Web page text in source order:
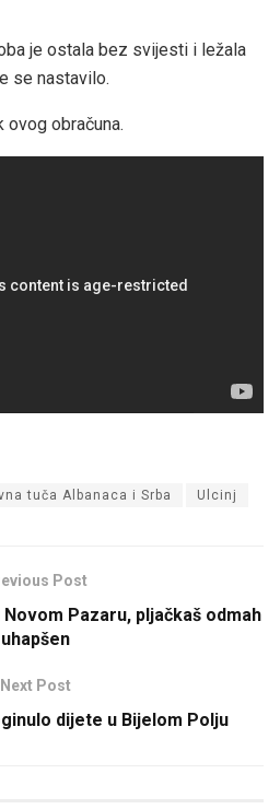
je ostala bez svijesti i ležala
se nastavilo.
obračuna.
tuča Albanaca i Srba Ulcinj
Post
Pazaru, pljačkaš odmah
uhapšen
Next Post
dijete u Bijelom Polju